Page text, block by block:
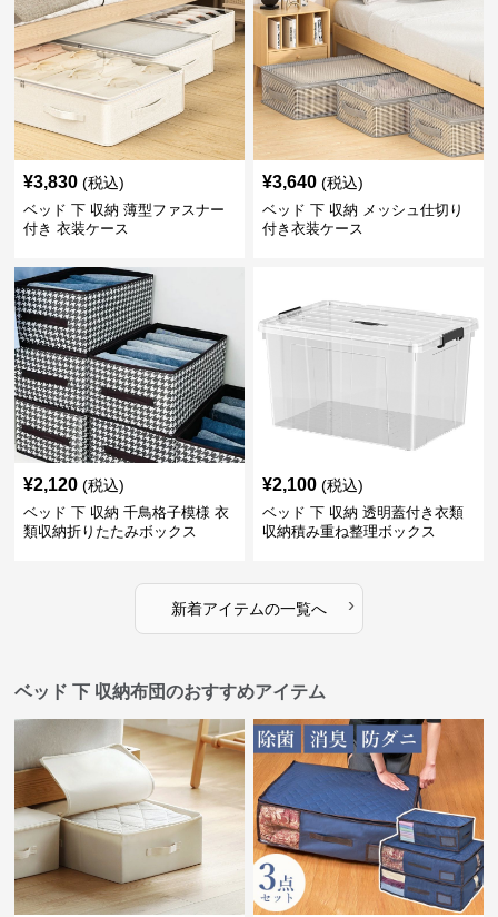
¥3,830 (税込)
ベッド 下 収納 薄型ファスナー
付き 衣装ケース
¥3,640 (税込)
ベッド 下 収納 メッシュ仕切り
付き衣装ケース
¥2,120 (税込)
ベッド 下 収納 千鳥格子模様 衣
類収納折りたたみボックス
¥2,100 (税込)
ベッド 下 収納 透明蓋付き衣類
収納積み重ね整理ボックス
新着アイテムの一覧へ ›
ベッド 下 収納布団のおすすめアイテム